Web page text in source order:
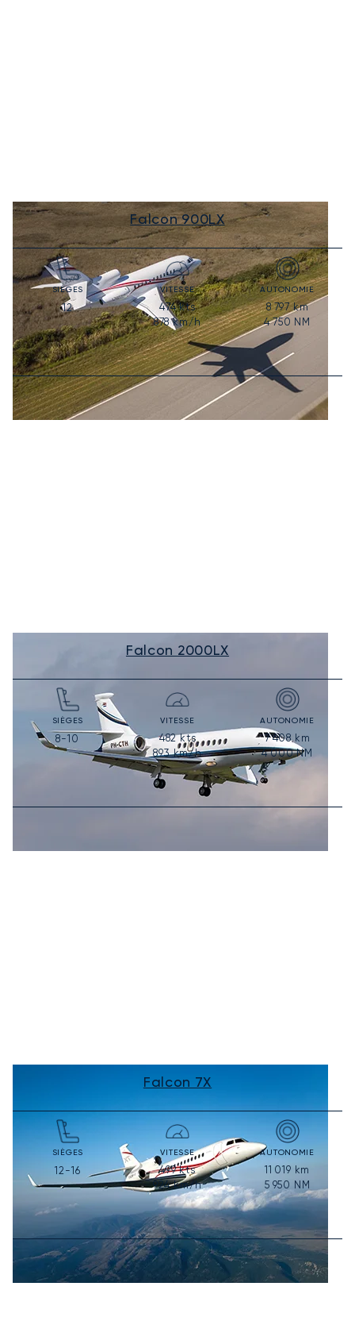
Falcon 900LX
SIÈGES
12
VITESSE
474kts
878km/h
AUTONOMIE
8 797km
4 750 NM
Falcon 2000LX
SIÈGES
8-10
VITESSE
482kts
893km/h
AUTONOMIE
7 408km
4 000NM
Falcon 7X
SIÈGES
12-16
VITESSE
499kts
924km/h
AUTONOMIE
11 019 km
5 950 NM